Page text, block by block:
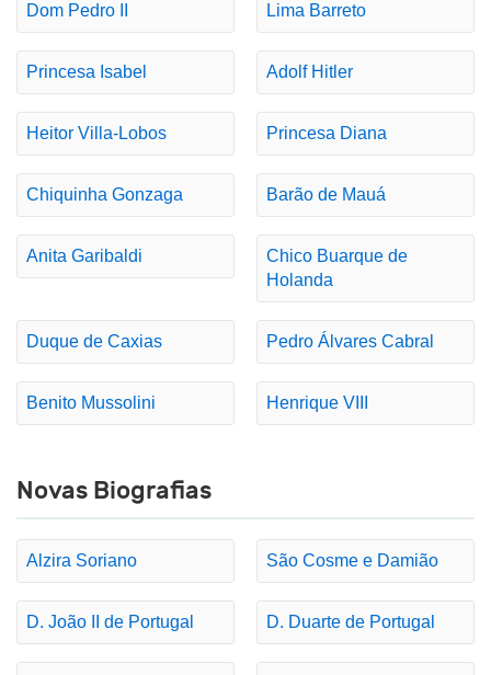
Dom Pedro II Lima Barreto
Princesa Isabel Adolf Hitler
Heitor Villa-Lobos Princesa Diana
Chiquinha Gonzaga Barão de Mauá
Anita Garibaldi
Chico Buarque de
Holanda
Duque de Caxias Pedro Álvares Cabral
Benito Mussolini Henrique VIII
Novas Biografias
Alzira Soriano São Cosme e Damião
D. João II de Portugal D. Duarte de Portugal